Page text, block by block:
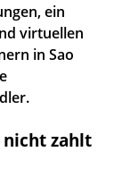
ein
virtuellen
in Sao
nicht zahlt